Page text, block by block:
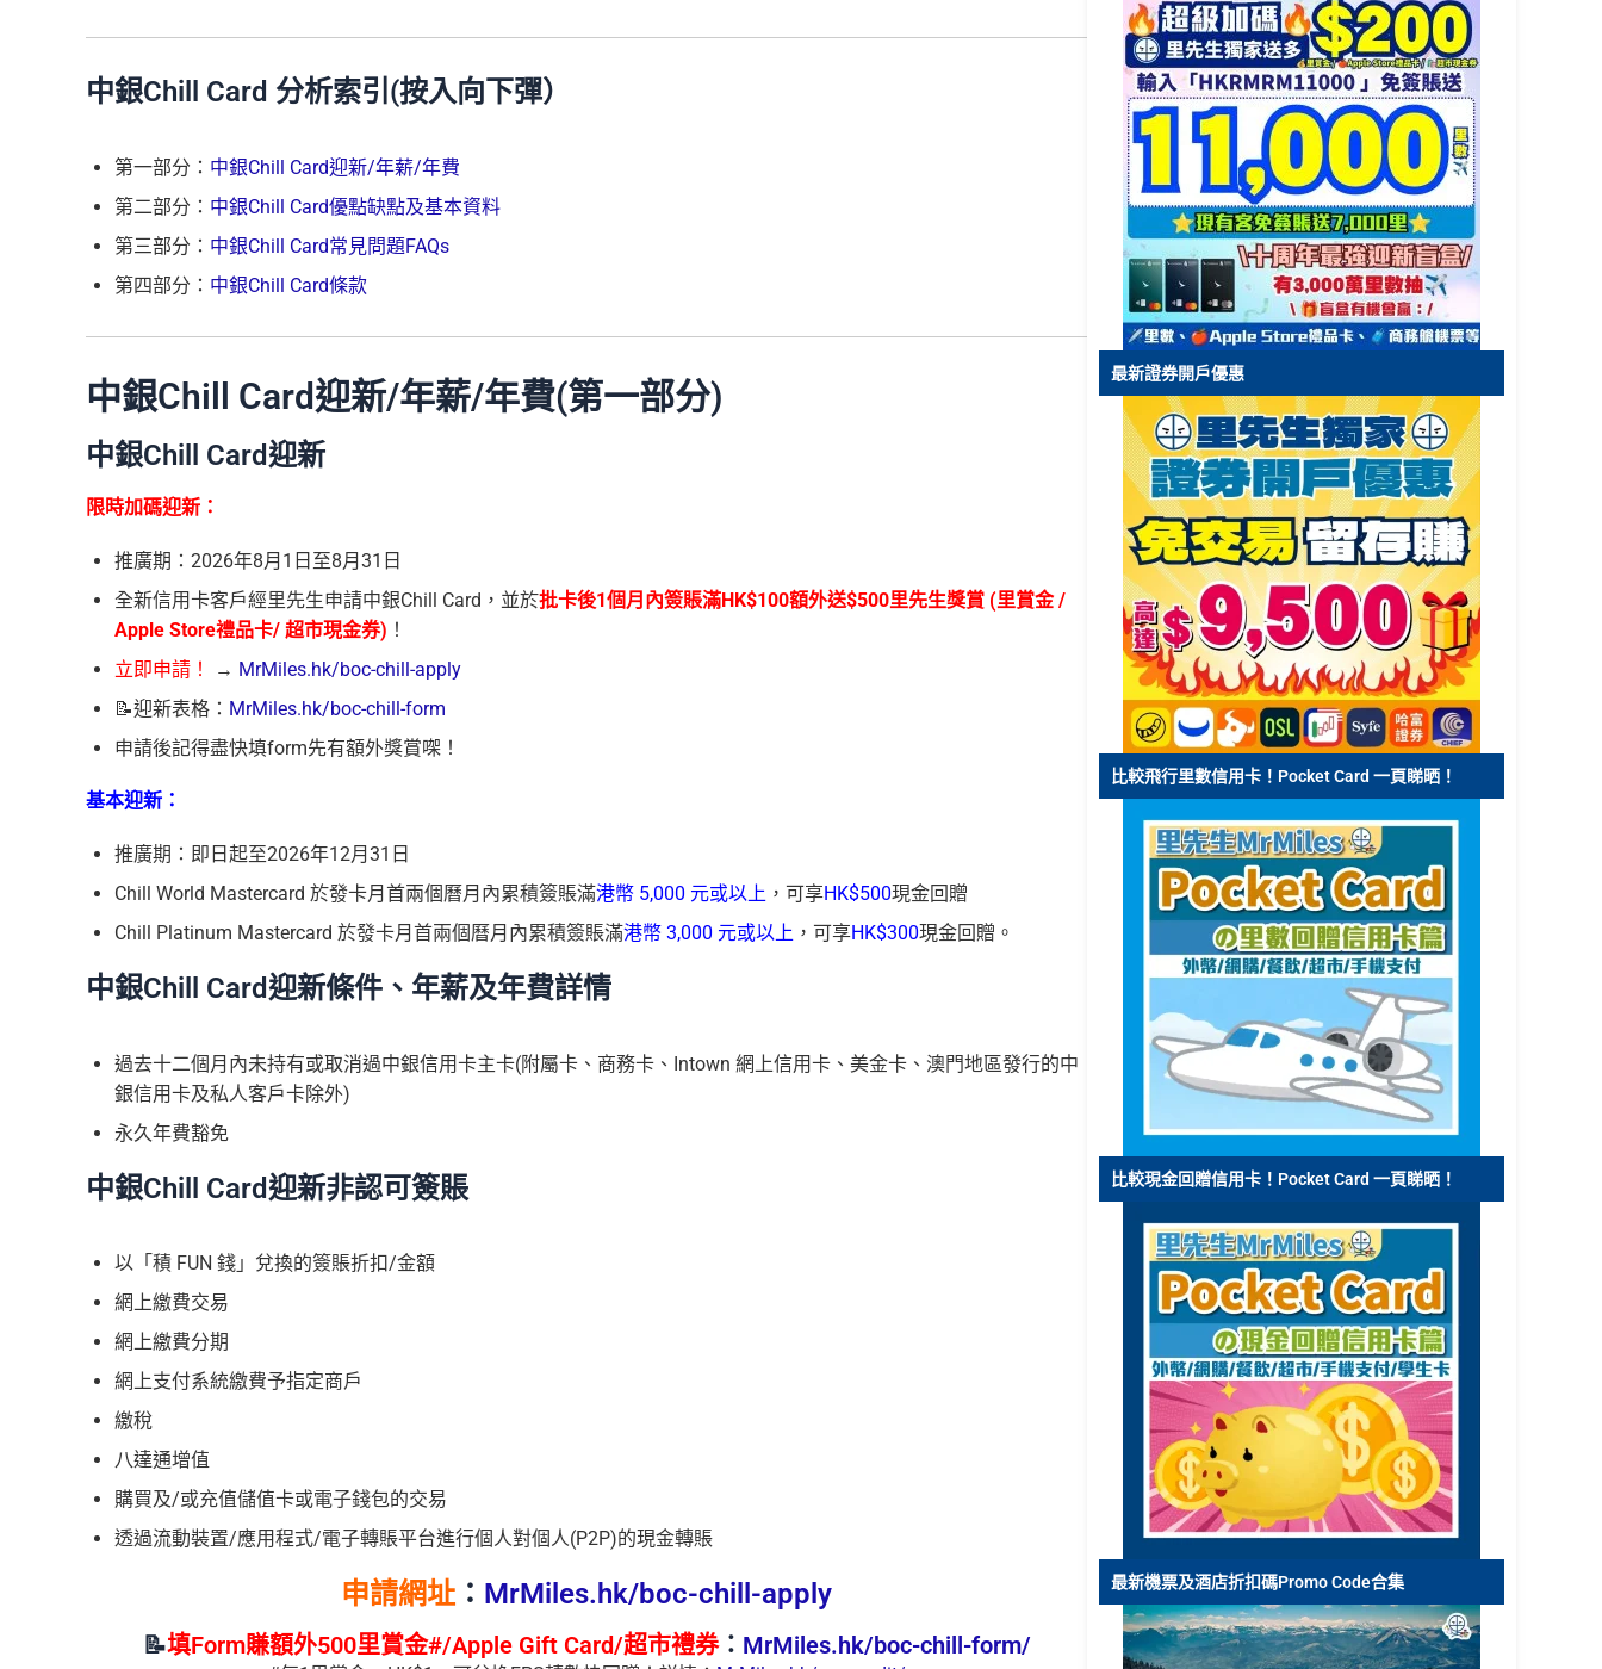
中銀Chill Card 分析索引(按入向下彈）
第一部分： 中銀Chill Card迎新/年薪/年費
第二部分： 中銀Chill Card優點缺點及基本資料
第三部分： 中銀Chill Card常見問題FAQs
第四部分： 中銀Chill Card條款
中銀Chill Card迎新/年薪/年費(第一部分)
中銀Chill Card迎新
限時加碼迎新：
推廣期：2026年8月1日至8月31日
全新信用卡客戶經里先生申請中銀Chill Card，並於批卡後1個月內簽賬滿HK$100額外送$500⾥先⽣獎賞 (⾥賞⾦ /
Apple Store禮品卡/ 超市現⾦券) ！
立即申請！
→ MrMiles.hk/boc-chill-apply
📝迎新表格： MrMiles.hk/boc-chill-form
申請後記得盡快填form先有額外獎賞㗎！
基本迎新：
推廣期：即日起至2026年12月31日
Chill World Mastercard 於發卡月首兩個曆月內累積簽賬滿港幣 5,000 元或以上 ，可享HK$500現金回贈
Chill Platinum Mastercard 於發卡月首兩個曆月內累積簽賬滿港幣 3,000 元或以上 ，可享HK$300現金回贈。
中銀Chill Card迎新條件、年薪及年費詳情
過去十二個月內未持有或取消過中銀信用卡主卡(附屬卡、商務卡、Intown 網上信用卡、美金卡、澳門地區發行的中
銀信用卡及私人客戶卡除外)
永久年費豁免
中銀Chill Card迎新非認可簽賬
以「積 FUN 錢」兌換的簽賬折扣/金額
網上繳費交易
網上繳費分期
網上支付系統繳費予指定商戶
繳稅
八達通增值
購買及/或充值儲值卡或電子錢包的交易
透過流動裝置/應用程式/電子轉賬平台進行個人對個人(P2P)的現金轉賬
申請網址 ： MrMiles.hk/boc-chill-apply
📝填Form賺額外500里賞金#/Apple Gift Card/超市禮券： MrMiles.hk/boc-chill-form/
最新證券開戶優惠
比較飛行里數信用卡！Pocket Card 一頁睇晒！
比較現金回贈信用卡！Pocket Card 一頁睇晒！
最新機票及酒店折扣碼Promo Code合集